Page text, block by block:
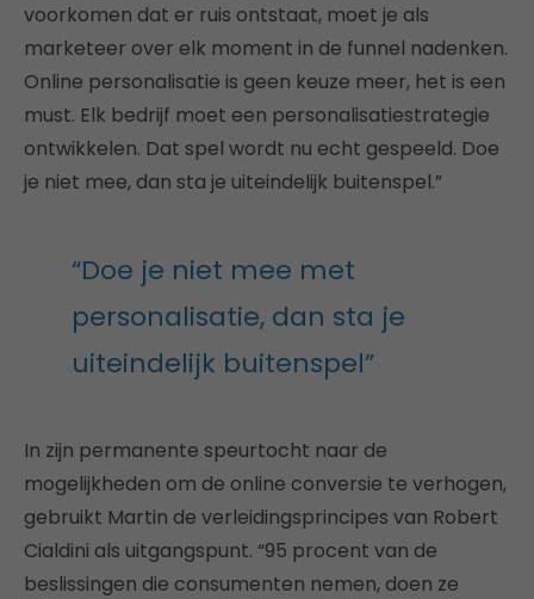
voorkomen dat er ruis ontstaat, moet je als
marketeer over elk moment in de funnel nadenken.
Online personalisatie is geen keuze meer, het is een
must. Elk bedrijf moet een personalisatiestrategie
ontwikkelen. Dat spel wordt nu echt gespeeld. Doe
je niet mee, dan sta je uiteindelijk buitenspel.”
“Doe je niet mee met
personalisatie, dan sta je
uiteindelijk buitenspel”
In zijn permanente speurtocht naar de
mogelijkheden om de online conversie te verhogen,
gebruikt Martin de verleidingsprincipes van Robert
Cialdini als uitgangspunt. “95 procent van de
beslissingen die consumenten nemen, doen ze